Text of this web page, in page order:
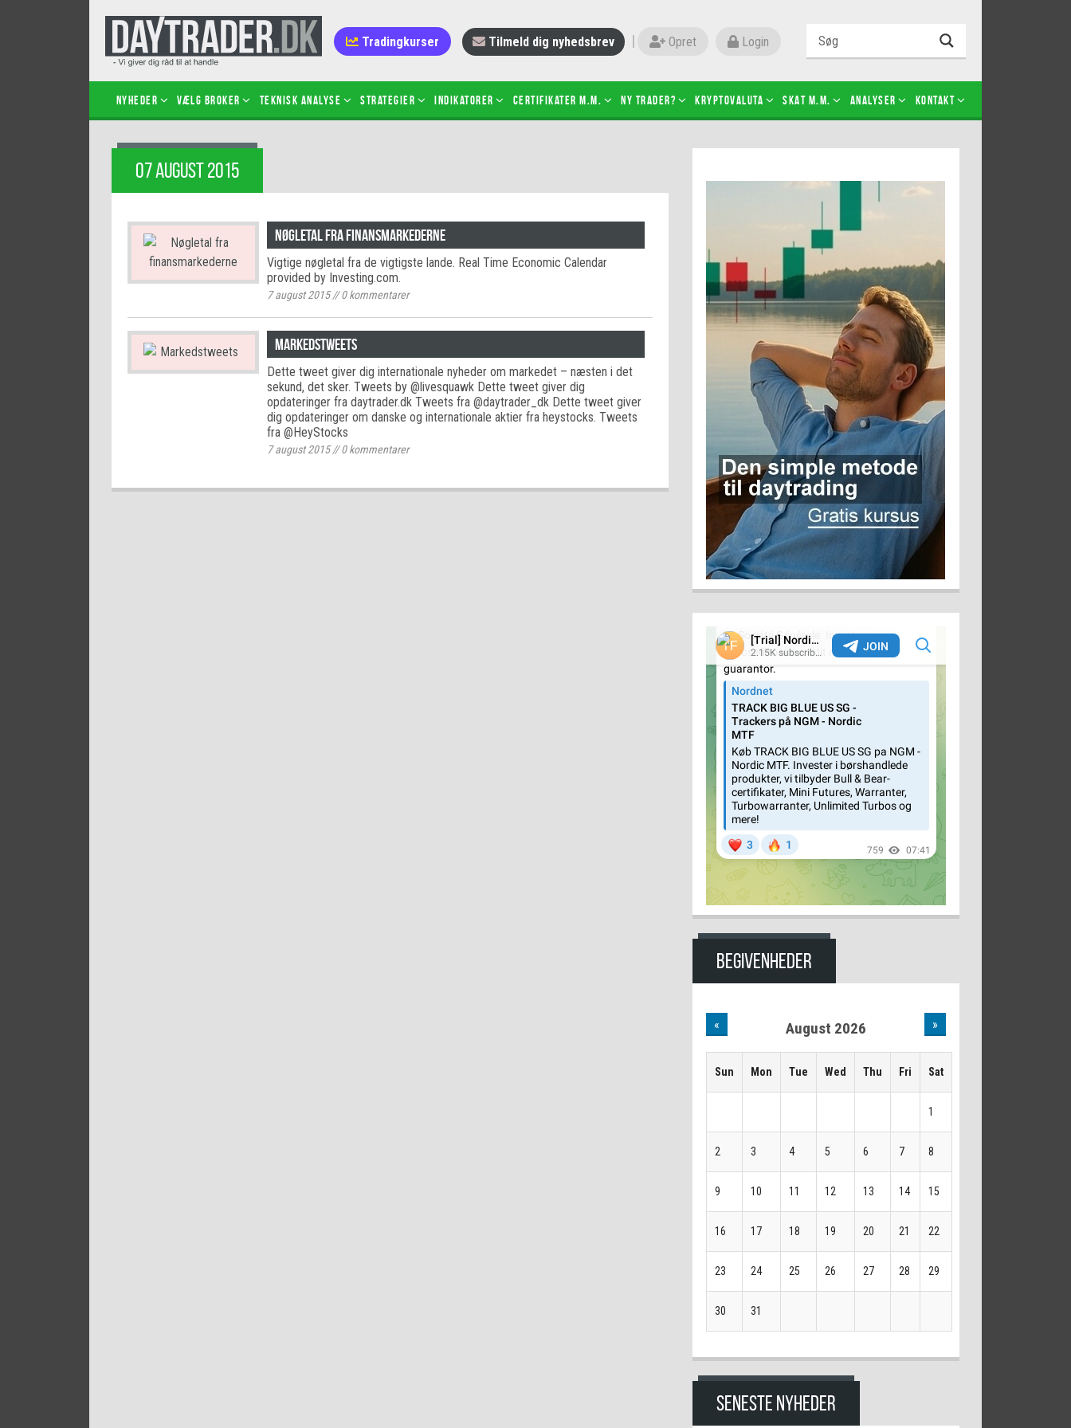
Tradingkurser Tilmeld dig nyhedsbrev Opret Login
Nyheder Vælg broker Teknisk analyse Strategier Indikatorer Certifikater m.m. Ny trader?
Sådan bruges stop-loss
Hvad sætter du på spil ved CFD-
handel?
Sådan fungerer BULL & BEAR-
certifikater
Det betyder de nye ESMA-regler
Gearing af aktier – hvad er det?
Futures-kontrakter
Kopier Jeppe Kirk Bonde
Kryptovaluta SKAT m.m. Analyser Kontakt
07 AUGUST 2015
Nøgletal fra finansmarkederne
Vigtige nøgletal fra de vigtigste lande. Real Time Economic Calendar
provided by Investing.com.
7 august 2015//0kommentarer
Markedstweets
Dette tweet giver dig internationale nyheder om markedet – næsten i det
sekund, det sker. Tweets by @livesquawk Dette tweet giver dig
opdateringer fra daytrader.dk Tweets fra @daytrader_dk Dette tweet giver
dig opdateringer om danske og internationale aktier fra heystocks. Tweets
fra @HeyStocks
7 august 2015//0kommentarer
BEGIVENHEDER
« August 2026 »
Sun Mon Tue Wed Thu Fri Sat
1
2 3 4 5 6 7 8
9 10 11 12 13 14 15
16 17 18 19 20 21 22
23 24 25 26 27 28 29
30 31
SENESTE NYHEDER